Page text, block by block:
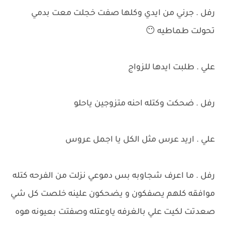
رفل . جرني من ايدي وكلها صفت خجلت معت بدمي
تحولت طماطيه 😶
علي . طلبت ايدها للزواج
رفل . ضحكت وكتله احنه متزوجين ياحلو
علي . اريد عرس مثل الكل يا اجمل عروس
رفل . ما اعرف شجاوبه بس دموعي نزلت من الفرحه كتله
موافقه كلهم يصفكون و يضحكون علينه خلصت كل شي
صعدتت لكيت علي بالغرفه ياوعتله وصفتت بعيونه هوه